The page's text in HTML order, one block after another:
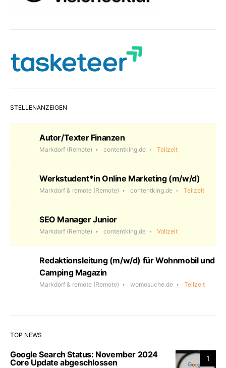
STELLENANZEIGEN
Autor/Texter Finanzen
Markdorf (Remote) contentking.de Teilzeit
Werkstudent*in Online Marketing (m/w/d)
Markdorf & remote (Remote) contentking.de Teilzeit
SEO Manager Junior
Markdorf (Remote) contentking.de Vollzeit
Redaktionsleitung (m/w/d) für Wohnmobil und
Camping Magazin
Markdorf & remote (Remote) womosuche.de Teilzeit
TOP NEWS
1
Google Search Status: November 2024
Core Update abgeschlossen